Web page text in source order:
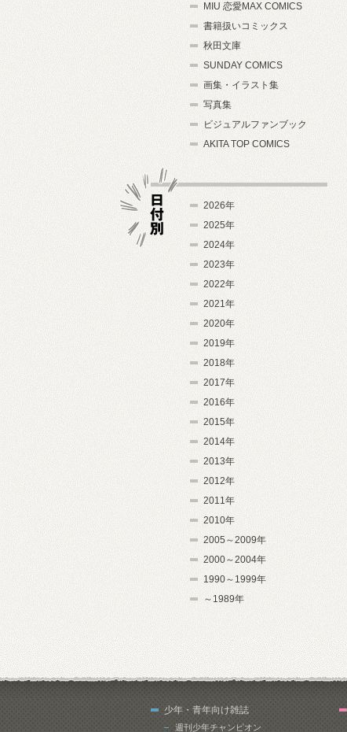
MIU 恋愛MAX COMICS
書籍扱いコミックス
秋田文庫
SUNDAY COMICS
画集・イラスト集
写真集
ビジュアルファンブック
AKITA TOP COMICS
2026年
2025年
2024年
2023年
2022年
2021年
2020年
2019年
2018年
2017年
2016年
2015年
2014年
2013年
2012年
2011年
2010年
2005～2009年
2000～2004年
1990～1999年
～1989年
少年・青年向け雑誌
週刊少年チャンピオン